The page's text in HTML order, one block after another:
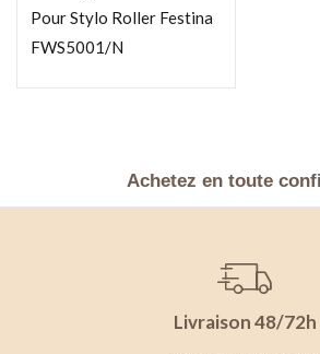
Pour Stylo Roller Festina
FWS5001/N
Achetez en toute
Livraison 48/72h